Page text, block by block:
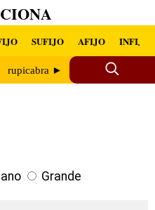
SUFIJO AFIJO INFIJO
rupicabra ►
Grande